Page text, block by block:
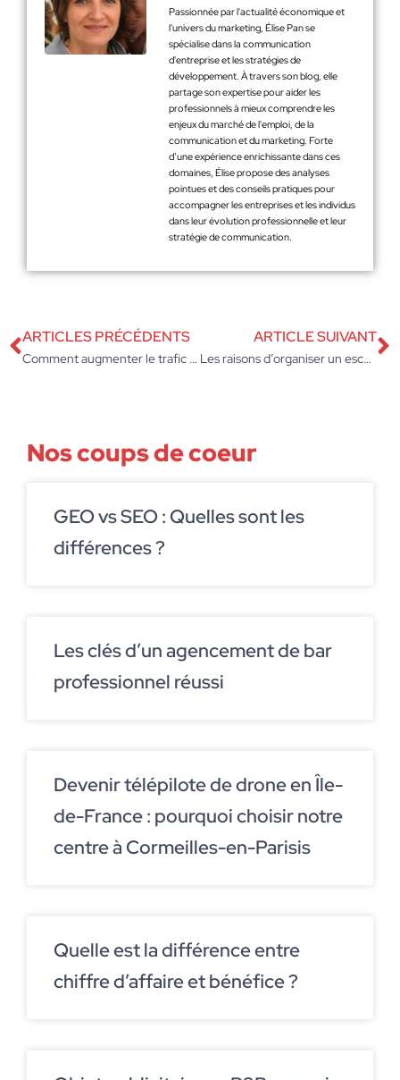
Passionnée par l'actualité économique et
l'univers du marketing, Élise Pan se
spécialise dans la communication
d'entreprise et les stratégies de
développement. À travers son blog, elle
partage son expertise pour aider les
professionnels à mieux comprendre les
enjeux du marché de l'emploi, de la
communication et du marketing. Forte
d’une expérience enrichissante dans ces
domaines, Élise propose des analyses
pointues et des conseils pratiques pour
accompagner les entreprises et les individus
dans leur évolution professionnelle et leur
stratégie de communication.
ARTICLES PRÉCÉDENTS
Comment augmenter le trafic de son site web ?
ARTICLE SUIVANT
Les raisons d’organiser un escape game lors d’un team building
Nos coups de coeur
GEO vs SEO : Quelles sont les
différences ?
Les clés d’un agencement de bar
professionnel réussi
Devenir télépilote de drone en Île-
de-France : pourquoi choisir notre
centre à Cormeilles-en-Parisis
Quelle est la différence entre
chiffre d’affaire et bénéfice ?